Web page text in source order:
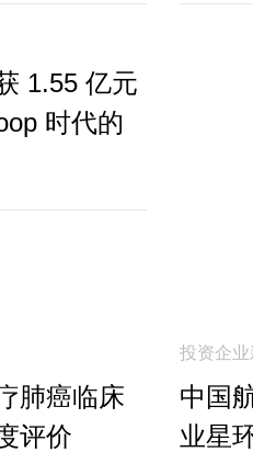
1.55 亿元
时代的
肺癌临床
评价
投资企业
中国
业星